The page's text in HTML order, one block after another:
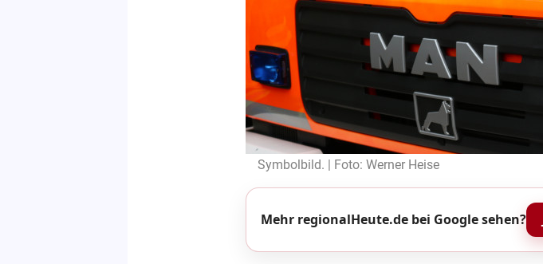
Symbolbild. | Foto: Werner Heise
Mehr regionalHeute.de bei Google sehen?